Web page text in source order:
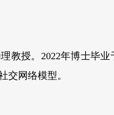
教授。2022年博士毕业
交网络模型。